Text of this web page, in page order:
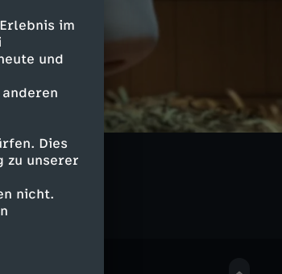
im
und
Dies
zu unserer
nicht.